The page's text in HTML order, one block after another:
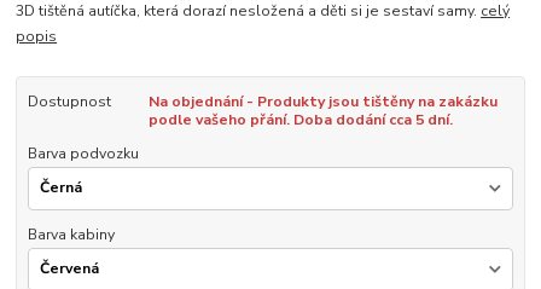
3D tištěná autíčka, která dorazí nesložená a děti si je sestaví samy. celý
popis
Dostupnost
Na objednání - Produkty jsou tištěny na zakázku
podle vašeho přání. Doba dodání cca 5 dní.
Barva podvozku
Barva kabiny